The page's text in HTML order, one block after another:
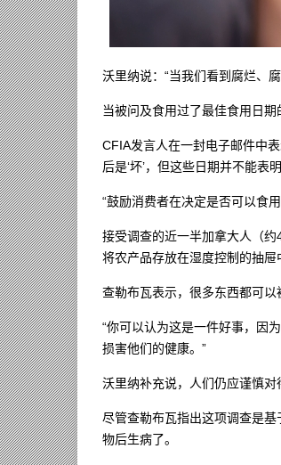
沃里纳说：“当我们看到腐烂、
当被问及食用过了最佳食用日
CFIA发言人在一封电子邮件中
后是‘坏’，但这些日期并不能表
“鼓励消费者在决定是否可以食
接受调查的近一半加拿大人（
将农产品存放在湿度控制的抽屉
查勒布瓦表示，很多东西都可以
“你可以认为这是一件好事，因
损害他们的健康。”
沃里纳补充说，人们仍应谨慎对
尽管查勒布瓦指出这项调查是
物后生病了。